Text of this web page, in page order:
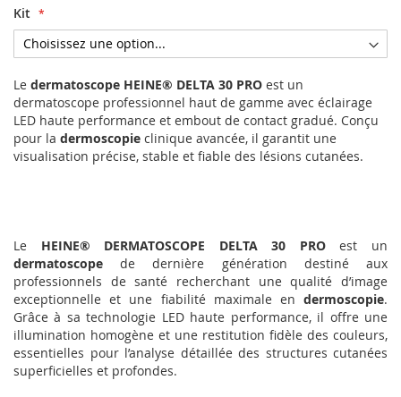
Kit
Le dermatoscope HEINE® DELTA 30 PRO est un
dermatoscope professionnel haut de gamme avec éclairage
LED haute performance et embout de contact gradué. Conçu
pour la dermoscopie clinique avancée, il garantit une
visualisation précise, stable et fiable des lésions cutanées.
Le HEINE® DERMATOSCOPE DELTA 30 PROest un
dermatoscopede dernière génération destiné aux
professionnels de santé recherchant une qualité d’image
exceptionnelle et une fiabilité maximale en dermoscopie.
Grâce à sa technologie LED haute performance, il offre une
illumination homogène et une restitution fidèle des couleurs,
essentielles pour l’analyse détaillée des structures cutanées
superficielles et profondes.